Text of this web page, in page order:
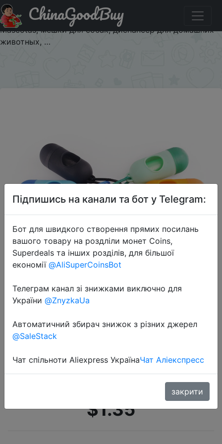
Придбати по акціи Случайные мешки для мусора для
собак, безопасные нетоксичные мешки для отходов
Mascotas, мешки для собак, диспансер для домашних
животных, …
ChinaGoodBuy
2022-04-17
собак, безопасные нетоксичные
мешки для отходов Mascotas,
мешки для собак, диспансер для
домашних животных, …
$1.35
Підпишись на канали та бот у Telegram:
Бот для швидкого створення прямих посилань
вашого товару на роздліли монет Coins,
Superdeals та інших розділів, для більшої
економії @AliSuperCoinsBot
Телеграм канал зі знижками виключно для
України @ZnyzkaUa
Автоматичний збирач знижок з різних джерел
@SaleStack
Чат спільноти Aliexpress УкраїнаЧат Аліекспресс
закрити